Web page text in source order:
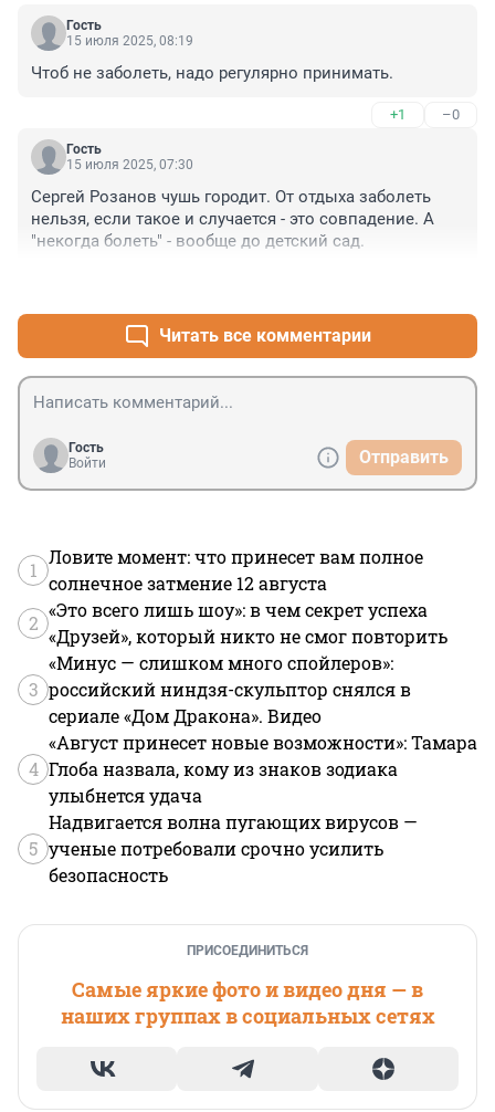
Гость
15 июля 2025, 08:19
Чтоб не заболеть, надо регулярно принимать.
+1 –0
Гость
15 июля 2025, 07:30
Сергей Розанов чушь городит. От отдыха заболеть
нельзя, если такое и случается - это совпадение. А
"некогда болеть" - вообще до детский сад.
Читать все комментарии
Гость
Войти
Отправить
1
Ловите момент: что принесет вам полное
солнечное затмение 12 августа
2
«Это всего лишь шоу»: в чем секрет успеха
«Друзей», который никто не смог повторить
3
«Минус — слишком много спойлеров»:
российский ниндзя-скульптор снялся в
сериале «Дом Дракона». Видео
4
«Август принесет новые возможности»: Тамара
Глоба назвала, кому из знаков зодиака
улыбнется удача
5
Надвигается волна пугающих вирусов —
ученые потребовали срочно усилить
безопасность
ПРИСОЕДИНИТЬСЯ
Самые яркие фото и видео дня — в
наших группах в социальных сетях